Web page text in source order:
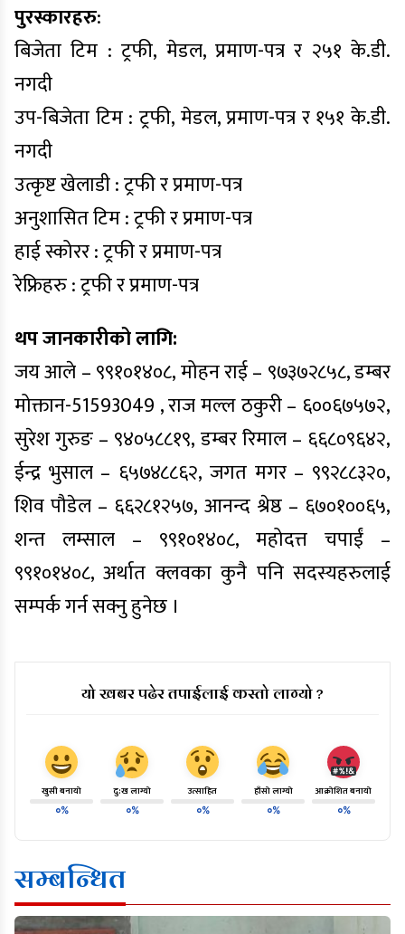
पुरस्कारहरु:
बिजेता टिम : ट्रफी, मेडल, प्रमाण-पत्र र २५१ के.डी.
नगदी
उप-बिजेता टिम : ट्रफी, मेडल, प्रमाण-पत्र र १५१ के.डी.
नगदी
उत्कृष्ट खेलाडी : ट्रफी र प्रमाण-पत्र
अनुशासित टिम : ट्रफी र प्रमाण-पत्र
हाई स्कोरर : ट्रफी र प्रमाण-पत्र
रेफ्रिहरु : ट्रफी र प्रमाण-पत्र
थप जानकारीको लागि:
जय आले – ९९१०१४०८, मोहन राई – ९७३७२८५८, डम्बर
मोक्तान-51593049 , राज मल्ल ठकुरी – ६००६७५७२,
सुरेश गुरुङ – ९४०५८८१९, डम्बर रिमाल – ६६८०९६४२,
ईन्द्र भुसाल – ६५७४८८६२, जगत मगर – ९९२८८३२०,
शिव पौडेल – ६६२८१२५७, आनन्द श्रेष्ठ – ६७०१००६५,
शन्त लम्साल – ९९१०१४०८, महोदत्त चपाईं –
९९१०१४०८, अर्थात क्लवका कुनै पनि सदस्यहरुलाई
सम्पर्क गर्न सक्नु हुनेछ ।
यो खबर पढेर तपाईलाई कस्तो लाग्यो ?
खुसी बनायो
०%
दु:ख लाग्यो
०%
उत्साहित
०%
हाँसो लाग्यो
०%
आक्रोशित बनायो
०%
सम्बन्धित